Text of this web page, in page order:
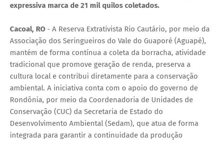
expressiva marca de 21 mil quilos coletados.
Cacoal, RO - A Reserva Extrativista Rio Cautário, por meio da
Associação dos Seringueiros do Vale do Guaporé (Aguapé),
mantém de forma contínua a coleta da borracha, atividade
tradicional que promove geração de renda, preserva a
cultura local e contribui diretamente para a conservação
ambiental. A iniciativa conta com o apoio do governo de
Rondônia, por meio da Coordenadoria de Unidades de
Conservação (CUC) da Secretaria de Estado do
Desenvolvimento Ambiental (Sedam), que atua de forma
integrada para garantir a continuidade da produção